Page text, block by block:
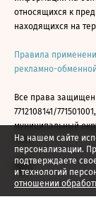
На нашем сайте
персонализации.
подтверждаете
и технологий
отношении
относящихся к
находящихся на
Правила
рекламно-
Все права
7712108141/
муниципальный
2026